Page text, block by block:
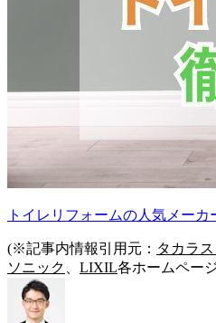
トイレリフォームの人気メー
(※記事内情報引用元： タカラ
ソニック 、 LIXIL各ホームペー